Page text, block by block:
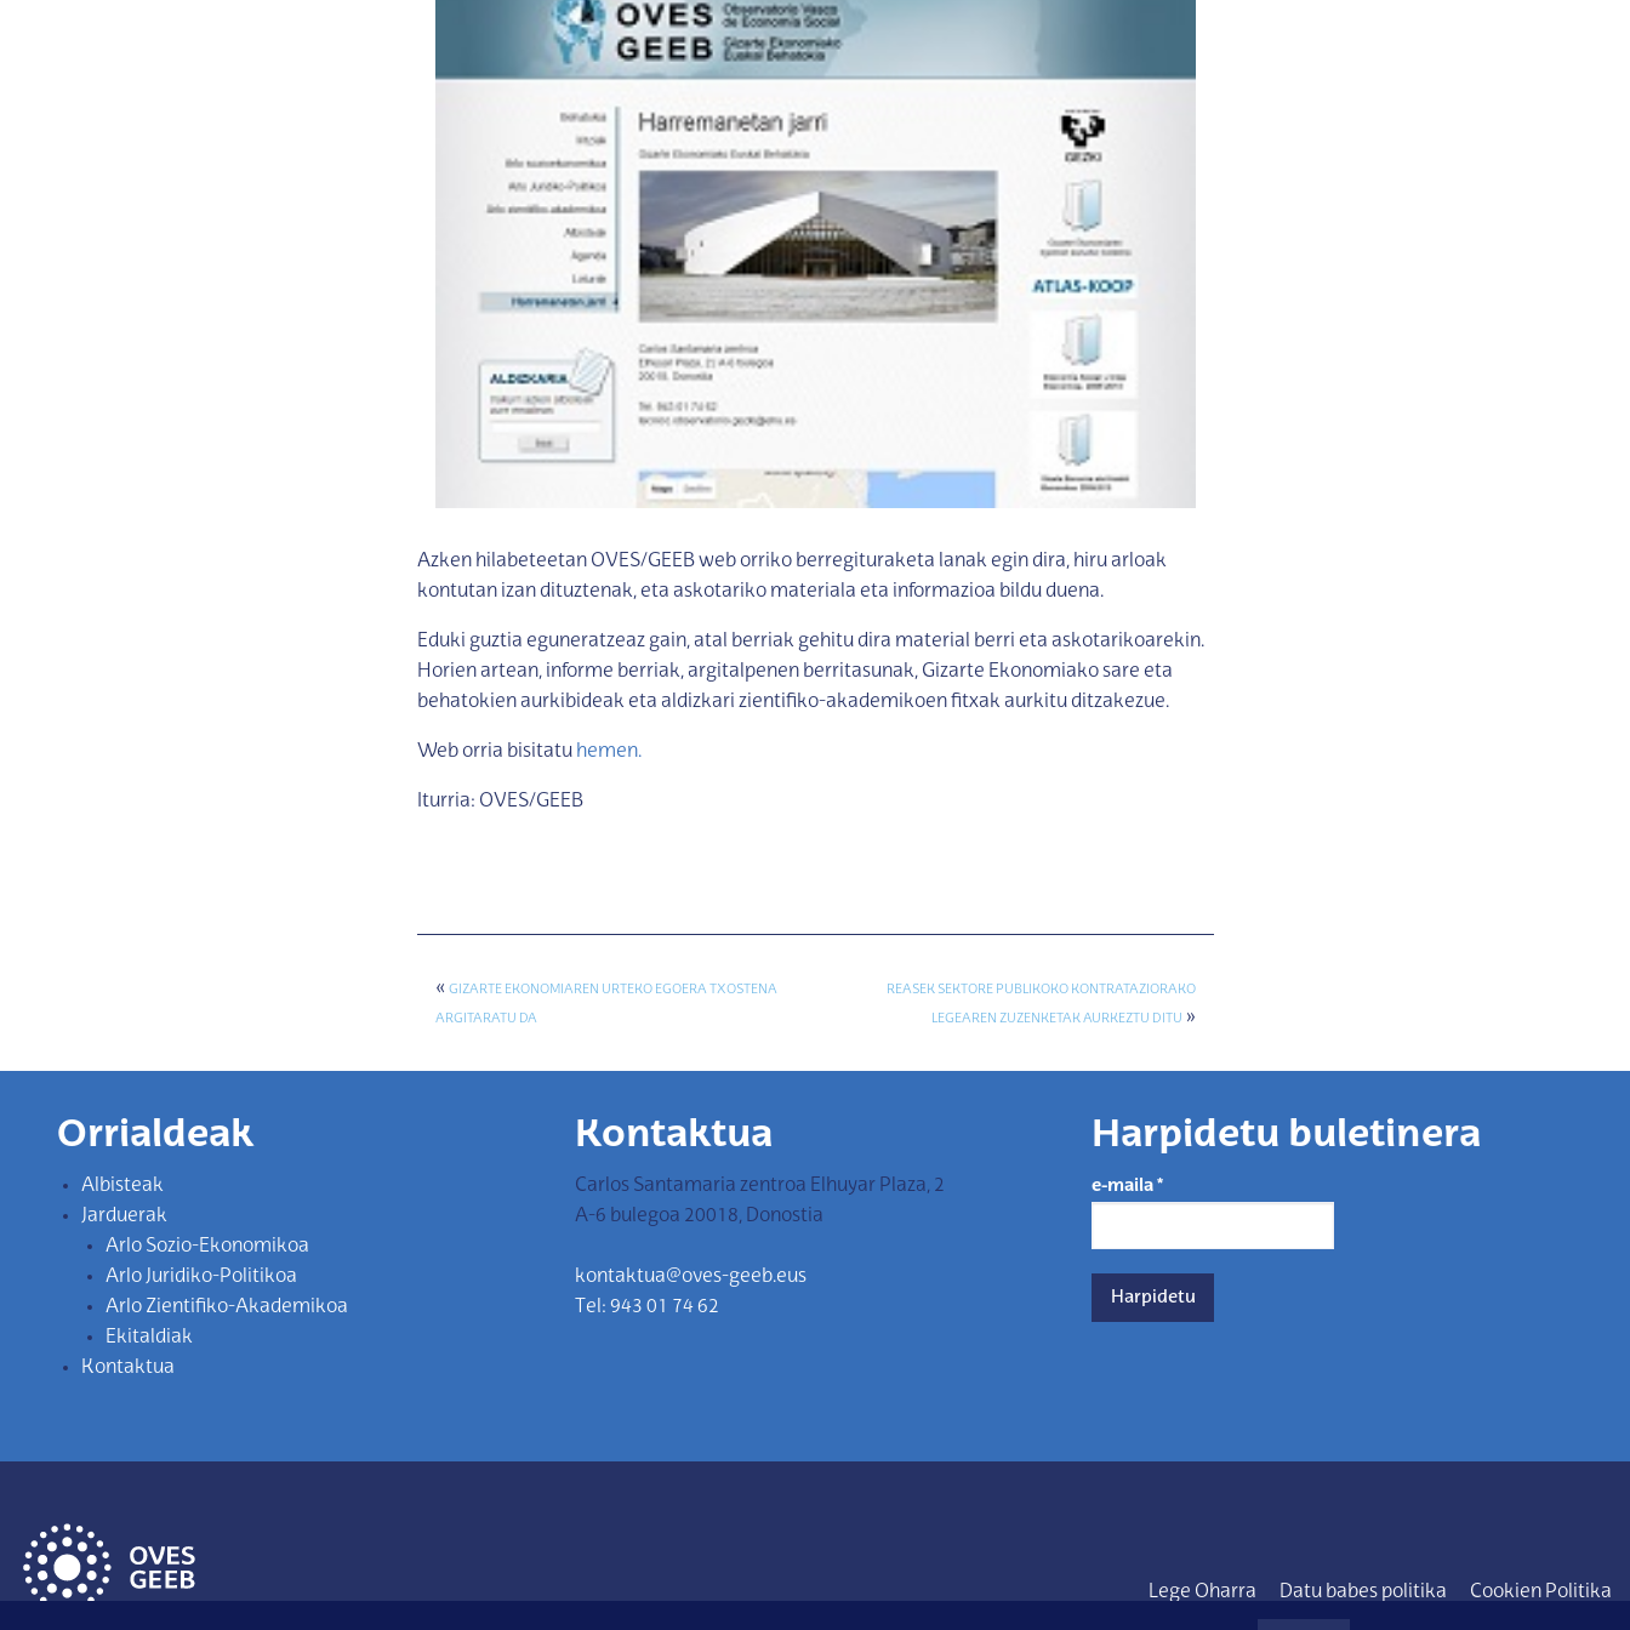
Azken hilabeteetan OVES/GEEB web orriko berregituraketa lanak egin dira, hiru arloak
kontutan izan dituztenak, eta askotariko materiala eta informazioa bildu duena.
Eduki guztia eguneratzeaz gain, atal berriak gehitu dira material berri eta askotarikoarekin.
Horien artean, informe berriak, argitalpenen berritasunak, Gizarte Ekonomiako sare eta
behatokien aurkibideak eta aldizkari zientifiko-akademikoen fitxak aurkitu ditzakezue.
Web orria bisitatu hemen.
Iturria: OVES/GEEB
« GIZARTE EKONOMIAREN URTEKO EGOERA TXOSTENA
ARGITARATU DA
REASEK SEKTORE PUBLIKOKO KONTRATAZIORAKO
LEGEAREN ZUZENKETAK AURKEZTU DITU »
Orrialdeak
Albisteak
Jarduerak
Arlo Sozio-Ekonomikoa
Arlo Juridiko-Politikoa
Arlo Zientifiko-Akademikoa
Ekitaldiak
Kontaktua
Kontaktua
Carlos Santamaria zentroa Elhuyar Plaza, 2
A-6 bulegoa 20018, Donostia
kontaktua@oves-geeb.eus
Tel: 943 01 74 62
Harpidetu buletinera
e-maila*
Lege Oharra Datu babes politika Cookien Politika